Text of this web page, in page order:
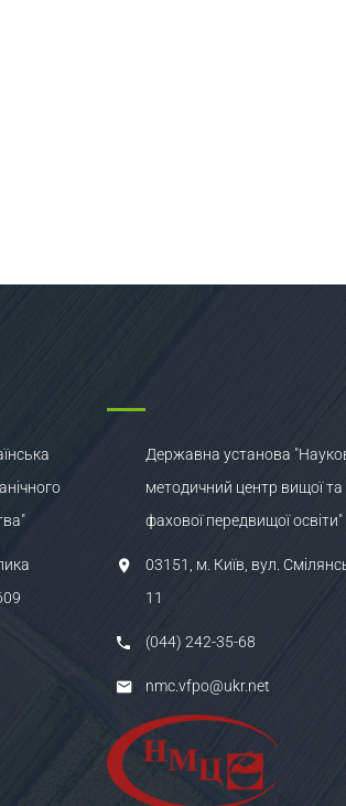
Державна установа
методичний центр вищої та
фахової передвищої освіти"
03151, м. Київ, вул.
11
(044) 242-35-68
nmc.vfpo@ukr.net